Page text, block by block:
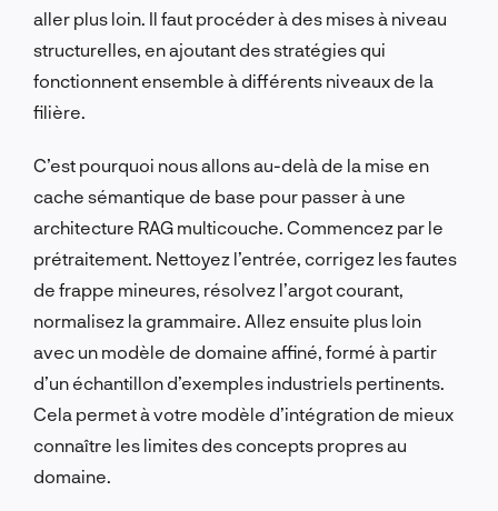
aller plus loin. Il faut procéder à des mises à niveau
structurelles, en ajoutant des stratégies qui
fonctionnent ensemble à différents niveaux de la
filière.
C’est pourquoi nous allons au-delà de la mise en
cache sémantique de base pour passer à une
architecture RAG multicouche. Commencez par le
prétraitement. Nettoyez l’entrée, corrigez les fautes
de frappe mineures, résolvez l’argot courant,
normalisez la grammaire. Allez ensuite plus loin
avec un modèle de domaine affiné, formé à partir
d’un échantillon d’exemples industriels pertinents.
Cela permet à votre modèle d’intégration de mieux
connaître les limites des concepts propres au
domaine.